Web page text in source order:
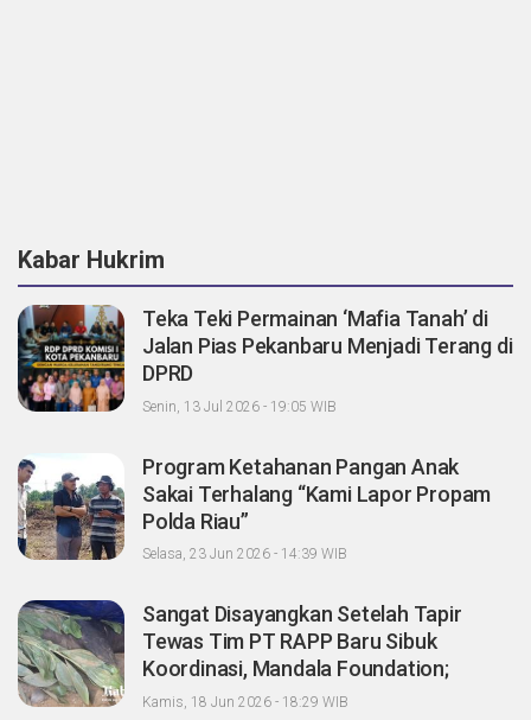
Kabar Hukrim
Teka Teki Permainan ‘Mafia Tanah’ di
Jalan Pias Pekanbaru Menjadi Terang di
DPRD
Senin, 13 Jul 2026 - 19:05 WIB
Program Ketahanan Pangan Anak
Sakai Terhalang “Kami Lapor Propam
Polda Riau”
Selasa, 23 Jun 2026 - 14:39 WIB
Sangat Disayangkan Setelah Tapir
Tewas Tim PT RAPP Baru Sibuk
Koordinasi, Mandala Foundation;
Tanggung Jawab Pemegang Konsesi
Kamis, 18 Jun 2026 - 18:29 WIB